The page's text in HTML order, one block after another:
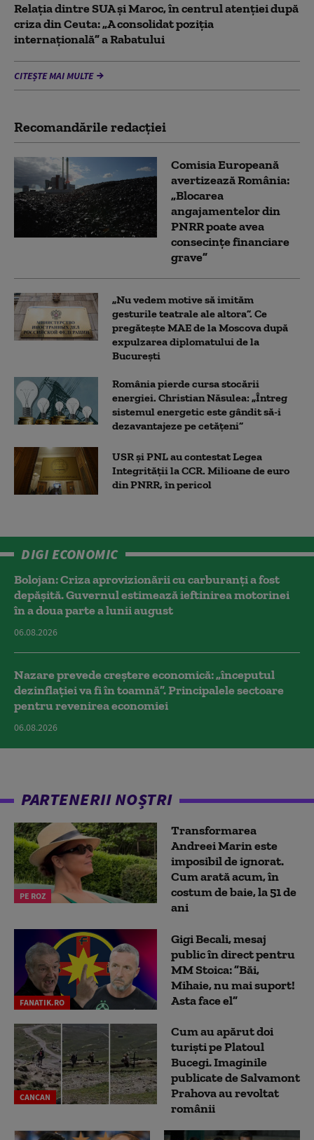
Relația dintre SUA și Maroc, în centrul atenției după
criza din Ceuta: „A consolidat poziția
internațională” a Rabatului
CITEȘTE MAI MULTE
Recomandările redacţiei
Comisia Europeană
avertizează România:
„Blocarea
angajamentelor din
PNRR poate avea
consecințe financiare
grave”
„Nu vedem motive să imităm
gesturile teatrale ale altora”. Ce
pregătește MAE de la Moscova după
expulzarea diplomatului de la
București
România pierde cursa stocării
energiei. Christian Năsulea: „Întreg
sistemul energetic este gândit să-i
dezavantajeze pe cetățeni”
USR și PNL au contestat Legea
Integrității la CCR. Milioane de euro
din PNRR, în pericol
DIGI ECONOMIC
Bolojan: Criza aprovizionării cu carburanți a fost
depășită. Guvernul estimează ieftinirea motorinei
în a doua parte a lunii august
06.08.2026
Nazare prevede creștere economică: „începutul
dezinflației va fi în toamnă”. Principalele sectoare
pentru revenirea economiei
06.08.2026
PARTENERII NOȘTRI
PE ROZ
Transformarea
Andreei Marin este
imposibil de ignorat.
Cum arată acum, în
costum de baie, la 51 de
ani
FANATIK.RO
Gigi Becali, mesaj
public în direct pentru
MM Stoica: ”Băi,
Mihaie, nu mai suport!
Asta face el”
CANCAN
Cum au apărut doi
turiști pe Platoul
Bucegi. Imaginile
publicate de Salvamont
Prahova au revoltat
românii